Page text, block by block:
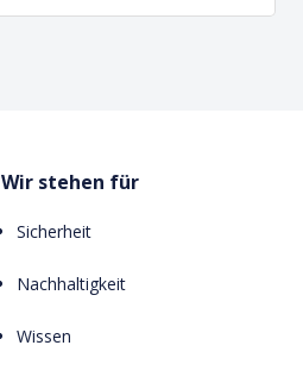
Wir stehen für
Sicherheit
Nachhaltigkeit
Wissen